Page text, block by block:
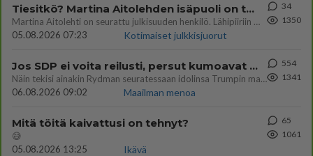
Tiesitkö? Martina Aitolehden isäpuoli on tämä suosittu laulaja
Martina Aitolehti on seurattu julkisuuden henkilö. Lähipiiriin mahtuu muitakin tunnettuja henkilöitä. Tiesitkö, että Ma
05.08.2026 07:23
Kotimaiset julkkisjuorut
34
1350
Jos SDP ei voita reilusti, persut kumoavat demokratian Suomesta
Näin tekisi ainakin Rydman seuratessaan idolinsa Trumpin mallia https://www.is.fi/politiikka/art-2000012187244.html
06.08.2026 09:02
Maailman menoa
554
1341
Mitä töitä kaivattusi on tehnyt?
😅
05.08.2026 13:25
Ikävä
65
1061